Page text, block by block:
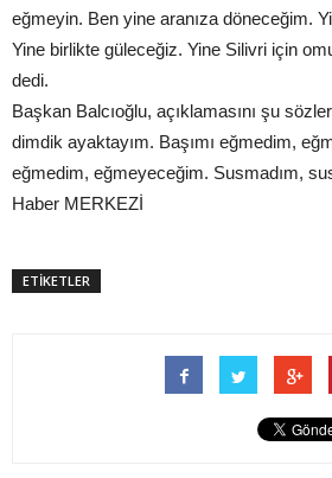
eğmeyin. Ben yine aranıza döneceğim.
Yine birlikte güleceğiz. Yine Silivri için
dedi.
Başkan Balcıoğlu, açıklamasını şu
dimdik ayaktayım. Başımı eğmedim,
eğmedim, eğmeyeceğim. Susmadım,
Haber MERKEZİ
ETİKETLER